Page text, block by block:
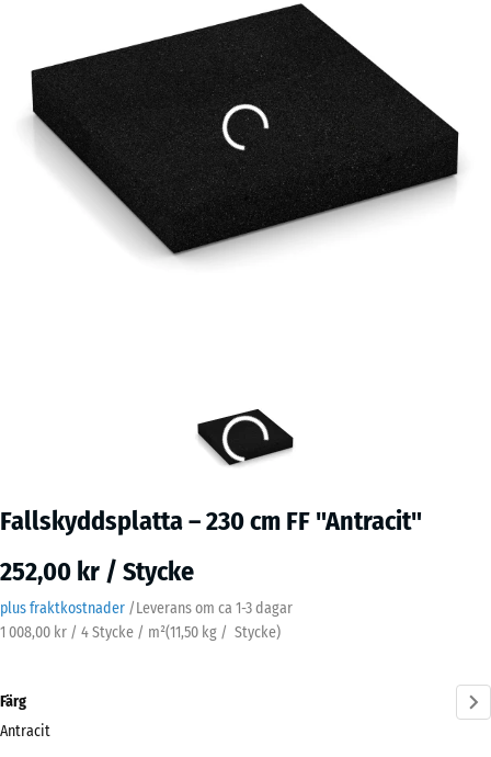
Fallskyddsplatta – 230 cm FF "Antracit"
252,00 kr / Stycke
plus fraktkostnader /Leverans om ca 1-3 dagar
1 008,00 kr / 4 Stycke / m²(11,50 kg / Stycke)
Färg
Antracit